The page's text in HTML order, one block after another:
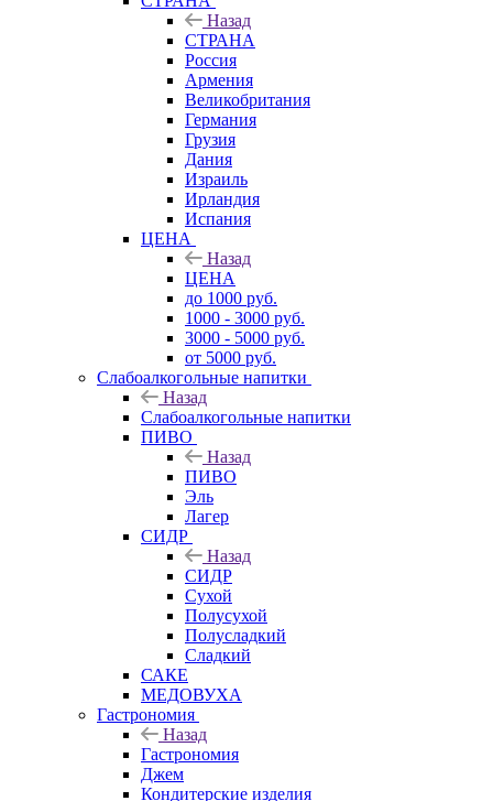
Назад
СТРАНА
Россия
Армения
Великобритания
Германия
Грузия
Дания
Израиль
Ирландия
Испания
ЦЕНА
Назад
ЦЕНА
до 1000 руб.
1000 - 3000 руб.
3000 - 5000 руб.
от 5000 руб.
Слабоалкогольные напитки
Назад
Слабоалкогольные напитки
ПИВО
Назад
ПИВО
Эль
Лагер
СИДР
Назад
СИДР
Сухой
Полусухой
Полусладкий
Сладкий
САКЕ
МЕДОВУХА
Гастрономия
Назад
Гастрономия
Джем
Кондитерские изделия